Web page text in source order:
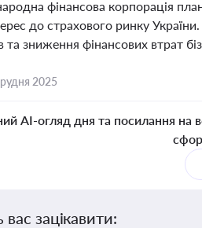
фінансова корпорація
до страхового ринку
та зниження фінансових втрат
2025
AI-огляд дня та посилання на
зацікавити: